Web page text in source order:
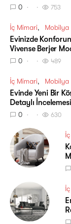
0 753
İç Mimari Mobilya
Evinizde
Vivense Berjer
0 489
İç Mimari Mobilya
Evinde Yeni Bir
Detaylı İncelemesi
0 630